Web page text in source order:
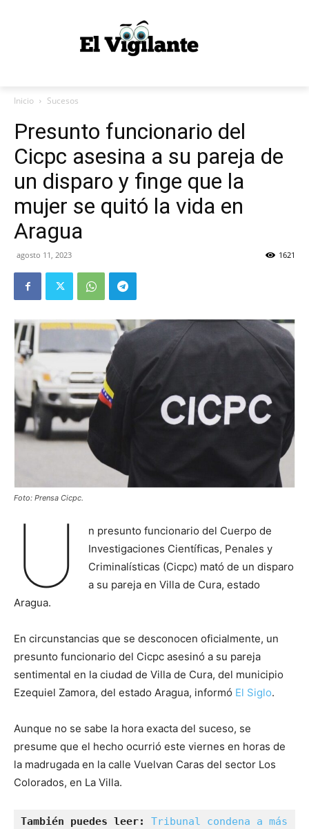
Inicio Sucesos
Presunto funcionario del
Cicpc asesina a su pareja de
un disparo y finge que la
mujer se quitó la vida en
Aragua
agosto 11, 2023 1621
Foto: Prensa Cicpc.
U
n presunto funcionario del Cuerpo de
Investigaciones Científicas, Penales y
Criminalísticas (Cicpc) mató de un disparo
a su pareja en Villa de Cura, estado
Aragua.
En circunstancias que se desconocen oficialmente, un
presunto funcionario del Cicpc asesinó a su pareja
sentimental en la ciudad de Villa de Cura, del municipio
Ezequiel Zamora, del estado Aragua, informó El Siglo.
Aunque no se sabe la hora exacta del suceso, se
presume que el hecho ocurrió este viernes en horas de
la madrugada en la calle Vuelvan Caras del sector Los
Colorados, en La Villa.
También puedes leer:
Tribunal condena a más